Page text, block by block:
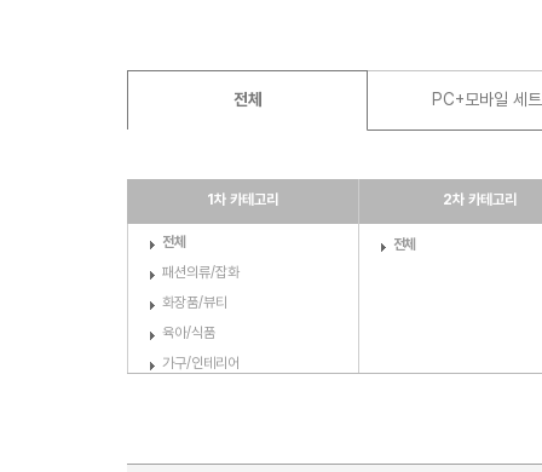
전체 PC+모바일 세트
1차 카테고리
전체
패션의류/잡화
화장품/뷰티
육아/식품
가구/인테리어
2차 카테고리
전체